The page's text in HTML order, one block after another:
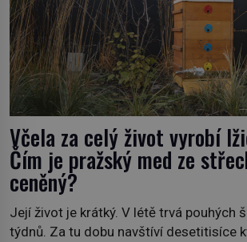
Včela za celý život vyrobí
Čím je pražský med ze
ceněný?
Její život je krátký. V létě trvá pouhých
týdnů. Za tu dobu navštíví desetitisíce